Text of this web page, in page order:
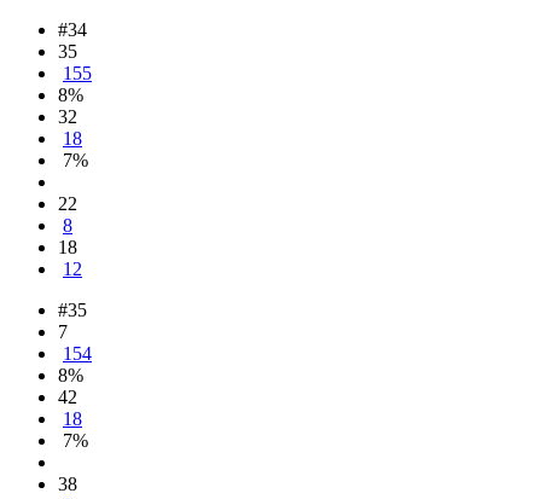
#34
35
155
8%
32
18
7%
22
8
18
12
#35
7
154
8%
42
18
7%
38